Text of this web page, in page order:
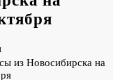
из Новосибирска на